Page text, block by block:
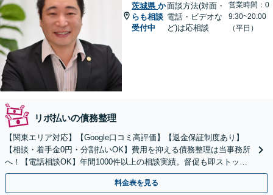
茨城県 か
らも相談
受付中
面談方法(対面・
電話・ビデオな
ど)は応相談
営業時間：0
9:30~20:00
（平日）
リボ払いの債務整理
【関東エリア対応】【Google口コミ高評価】【返金保証制度あり】
【相談・着手金0円・分割払いOK】費用を抑える債務整理は当事務所
へ！【電話相談OK】年間1000件以上の相談実績。督促も即ストッ
プ！自己破産で借金ゼロ／個人再生なら家を残せる
料金表を見る